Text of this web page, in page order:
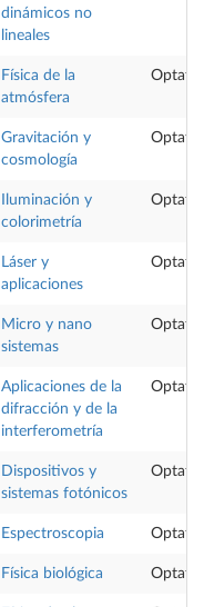
dinámicos no
lineales
Física de la
atmósfera
Gravitación y
cosmología
Iluminación y
colorimetría
Láser y
aplicaciones
Micro y nano
sistemas
Aplicaciones de la
difracción y de la
interferometría
Dispositivos y
sistemas fotónicos
Espectroscopia
Física biológica